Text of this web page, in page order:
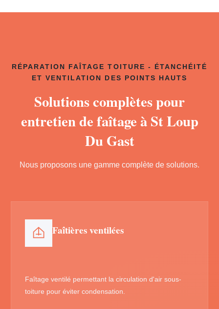
RÉPARATION FAÎTAGE TOITURE - ÉTANCHÉITÉ
ET VENTILATION DES POINTS HAUTS
Solutions complètes pour
entretien de faîtage à St Loup
Du Gast
Nous proposons une gamme complète de solutions.
Faîtières ventilées
Faîtage ventilé permettant la circulation d'air sous-
toiture pour éviter condensation.